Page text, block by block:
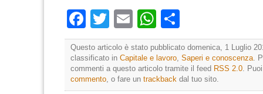
Facebook
TwitterEmailWhatsApp
Questo articolo è stato pubblicato domenica, 1 Luglio
classificato in Capitale e lavoro Saperi e conoscenza .
commenti a questo articolo tramite il feed RSS 2.0 .
commento , o fare un trackback dal tuo sito.